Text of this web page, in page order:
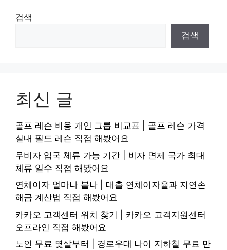
검색
검색
최신 글
골프 레슨 비용 개인 그룹 비교표 | 골프 레슨 가격
실내 필드 레슨 직접 해봤어요
무비자 입국 체류 가능 기간 | 비자 면제 국가 최대
체류 일수 직접 해봤어요
연체이자 얼마나 붙나 | 대출 연체이자율과 지연손
해금 계산법 직접 해봤어요
카카오 고객센터 위치 찾기 | 카카오 고객지원센터
오프라인 직접 해봤어요
노인 무료 몇살부터 | 경로우대 나이 지하철 무료 만